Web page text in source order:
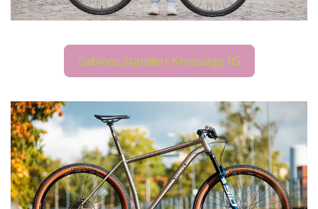
Sabines Standert Kreissäge RS